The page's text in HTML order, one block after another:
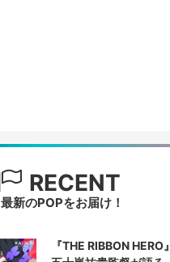
RECENT
最新のPOPをお届け！
『THE RIBBON HERO』